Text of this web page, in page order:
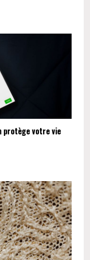
protège votre vie